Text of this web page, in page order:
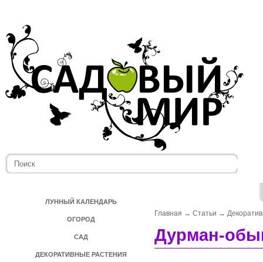
ЛУННЫЙ КАЛЕНДАРЬ
ОГОРОД
САД
ДЕКОРАТИВНЫЕ РАСТЕНИЯ
Главная → Статьи →
Дурман-